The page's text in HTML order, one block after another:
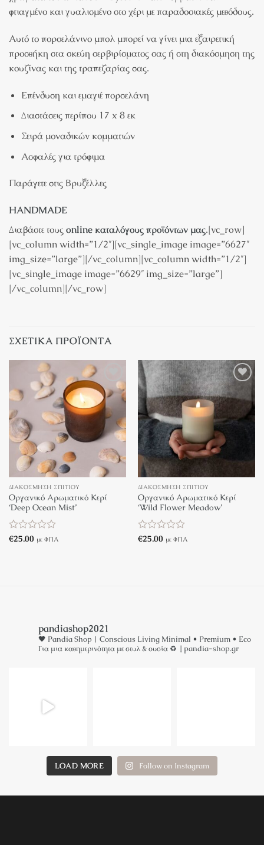
φτιαγμένο και γυαλισμένο στο χέρι με παραδοσιακές μεθόδους.
Αυτό το πορσελάνινο μπολ μπορεί να γίνει μια εξαιρετική
προσθήκη στα σκεύη σερβιρίσματος σας ή στη διακόσμηση της
κουζίνας και της τραπεζαρίας σας.
Επένδυση και εμαγιέ πορσελάνη
Διαστάσεις περίπου 17 x 8 εκ
Σειρά μοναδικών κομματιών
Ασφαλές για τρόφιμα
Παράγετε στις Βρυξέλλες
HANDMADE
Διαβάστε τους online καταλόγους προϊόντων μας.[vc_row]
[vc_column width=”1/2″][vc_single_image image=”6627″
img_size=”large”][/vc_column][vc_column width=”1/2″]
[vc_single_image image=”6629″ img_size=”large”]
[/vc_column][/vc_row]
ΣΧΕΤΙΚΆ ΠΡΟΪΌΝΤΑ
ΔΙΑΚΌΣΜΗΣΗ ΣΠΙΤΙΟΎ
Οργανικό Αρωματικό Κερί
‘Deep Ocean Mist’
Βαθμολογήθηκε
€25.00 με ΦΠΑ
ΔΙΑΚΌΣΜΗΣΗ ΣΠΙΤΙΟΎ
Οργανικό Αρωματικό Κερί
‘Wild Flower Meadow’
Βαθμολογήθηκε
€25.00 με ΦΠΑ
pandiashop2021
🖤 Pandia Shop | Conscious Living Minimal • Premium • Eco
Για μια καθημερινότητα με στυλ & ουσία ♻️ ↓ pandia-shop.gr
LOAD MORE Follow on Instagram